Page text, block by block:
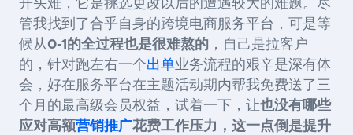
开头难，它是挑选更改以后的遭遇较大的难题。尽
管我找到了合乎自身的跨境电商服务平台，可是等
候从0-1的全过程也是很难熬的
，自己是拉客户
的，针对跑左右一个出单业务流程的艰辛是深有体
会，好在服务平台在主题活动期内帮我免费送了三
个月的最高级会员权益，试着一下，让也没有哪些
应对高额营销推广花费工作压力，这一点倒是提升